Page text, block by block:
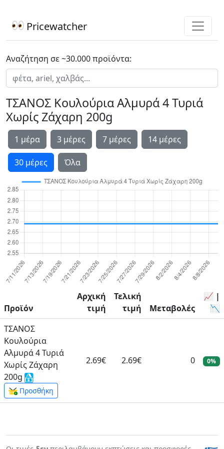
Pricewatcher
Αναζήτηση σε ~30.000 προϊόντα:
ΤΣΑΝΟΣ Κουλούρια Αλμυρά 4 Τυριά
Χωρίς Ζάχαρη 200g
1 μέρα 3 μέρες 7 μέρες 14 μέρες
30 μέρες Όλα
Προϊόν
Αρχική
τιμή
Τελική
τιμή
Μεταβολές
📈 |
📉
ΤΣΑΝΟΣ
Κουλούρια
Αλμυρά 4 Τυριά
Χωρίς Ζάχαρη
200g
Προσθήκη
2.69€ 2.69€ 0 0%